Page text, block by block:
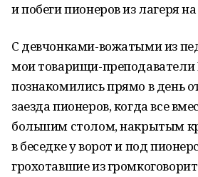
и побеги пионеров из лагеря
С девчонками-вожатыми из
мои товарищи-преподаватели
познакомились прямо в день
заезда пионеров, когда все
большим столом, накрытым
в беседке у ворот и под
грохотавшие из